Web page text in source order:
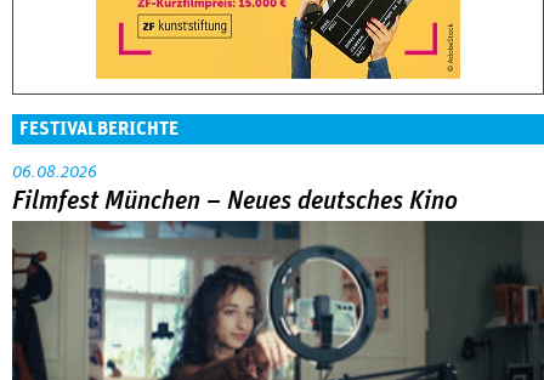
FESTIVALBERICHTE
06.08.2026
Filmfest München – Neues deutsches Kino